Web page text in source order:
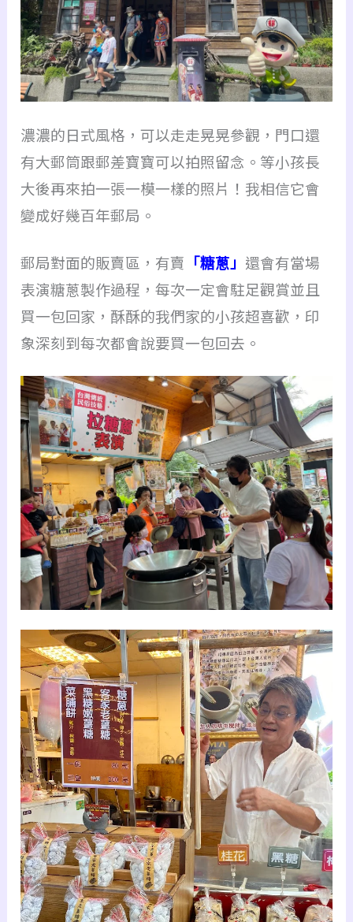
濃濃的日式風格，可以走走晃晃參觀，門口還
有大郵筒跟郵差寶寶可以拍照留念。 等小孩長
大後再來拍一張一模一樣的照片！我相信它會
變成好幾百年郵局。
郵局對面的販賣區，有賣 「糖蔥」 還會有當場
表演糖蔥製作過程，每次一定會駐足觀賞並且
買一包回家， 酥酥的我們家的小孩超喜歡，印
象深刻到每次都會說要買一包回去。